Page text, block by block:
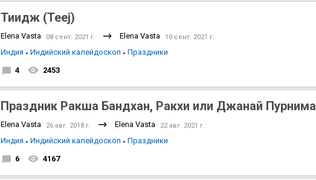
Тиидж (Teej)
Elena Vasta 08 сент. 2021 г. Elena Vasta 10 сент. 2021 г.
Индия Индийский калейдоскоп
Праздники
4
2453
Праздник Ракша Бандхан, Ракхи или Джанай Пурнима
Elena Vasta 26 авг. 2018 г. Elena Vasta 22 авг. 2021 г.
Индия Индийский калейдоскоп
Праздники
6
4167